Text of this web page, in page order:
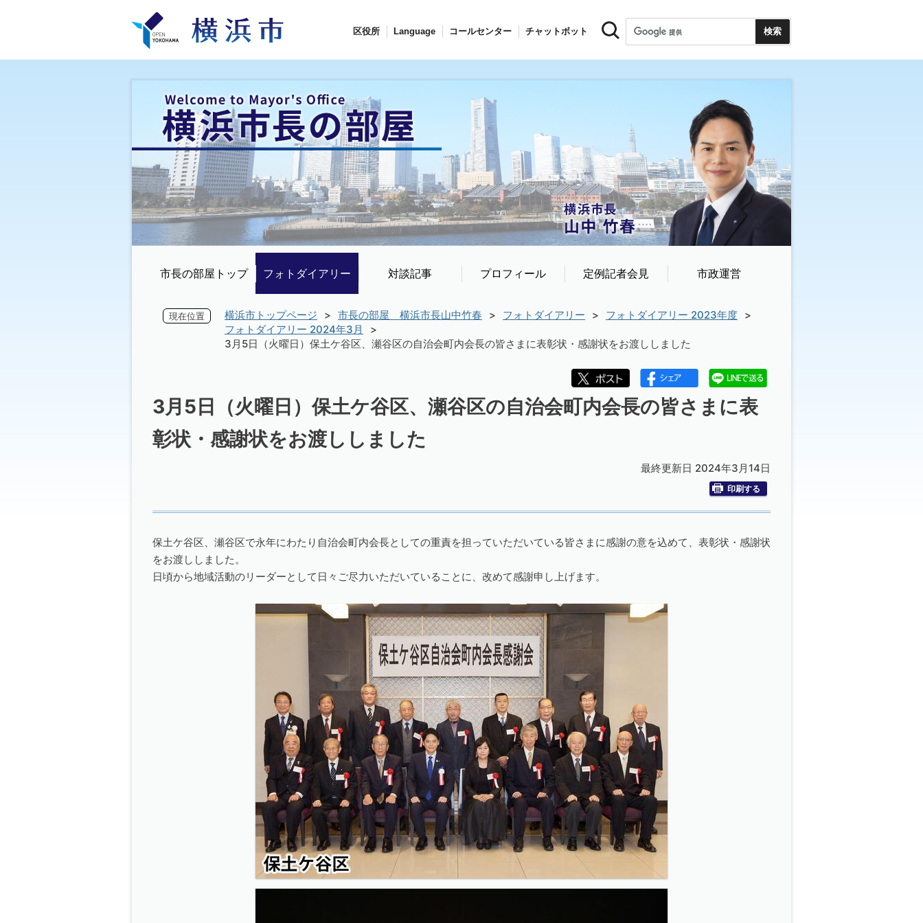
区役所 Language コールセンター チャットボット
市長の部屋トップ フォトダイアリー 対談記事 プロフィール 定例記者会見 市政運営
現在位置 横浜市トップページ 市長の部屋 横浜市長山中竹春 フォトダイアリー
フォトダイアリー 2023年度
フォトダイアリー 2024年3月
3月5日（火曜日）保土ケ谷区、瀬谷区の自治会町内会長の皆さまに表彰状・感謝状をお渡ししました
3月5日（火曜日）保土ケ谷区、瀬谷区の自治会町内会長の皆さまに表
彰状・感謝状をお渡ししました
最終更新日 2024年3月14日
印刷する
保土ケ谷区、瀬谷区で永年にわたり自治会町内会長としての重責を担っていただいている皆さまに感謝の意を込めて、表彰状・感謝状
をお渡ししました。
日頃から地域活動のリーダーとして日々ご尽力いただいていることに、改めて感謝申し上げます。